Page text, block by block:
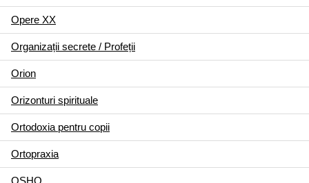
Opere XX
Organizații secrete / Profeții
Orion
Orizonturi spirituale
Ortodoxia pentru copii
Ortopraxia